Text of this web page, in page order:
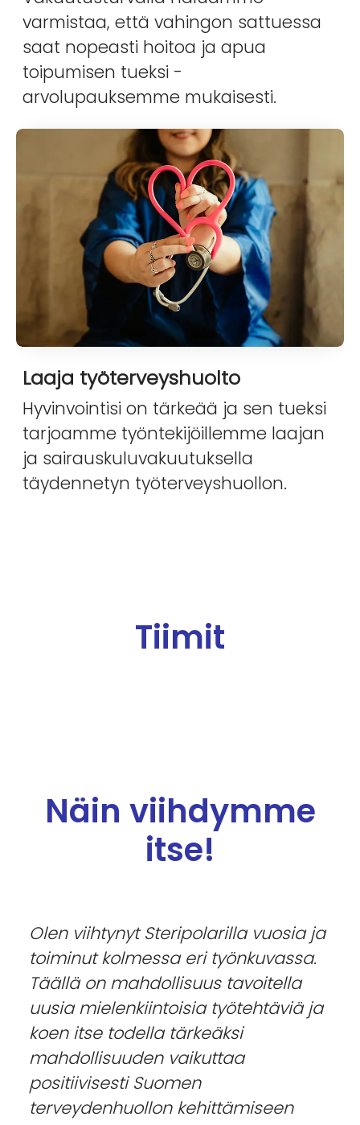
varmistaa, että vahingon sattuessa
saat nopeasti hoitoa ja apua
toipumisen tueksi -
arvolupauksemme mukaisesti.
Laaja työterveyshuolto
Hyvinvointisi on tärkeää ja sen tueksi
tarjoamme työntekijöillemme laajan
ja sairauskuluvakuutuksella
täydennetyn työterveyshuollon.
Tiimit
Asiakaspalvelu, talous ja
Näin viihdymme
itse!
Olen viihtynyt Steripolarilla vuosia ja
toiminut kolmessa eri työnkuvassa.
Täällä on mahdollisuus tavoitella
uusia mielenkiintoisia työtehtäviä ja
koen itse todella tärkeäksi
mahdollisuuden vaikuttaa
positiivisesti Suomen
terveydenhuollon kehittämiseen